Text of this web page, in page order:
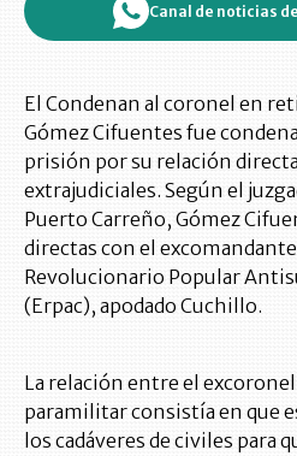
Canal de noticias
El Condenan al coronel en
Gómez Cifuentes fue
prisión por su relación
extrajudiciales. Según el
Puerto Carreño, Gómez
directas con el
Revolucionario Popular
(Erpac), apodado Cuchillo.
La relación entre el
paramilitar consistía en que
los cadáveres de civiles para